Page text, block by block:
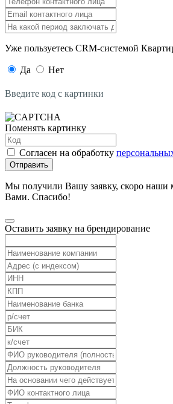
Уже пользуетесь CRM-системой
Да Нет
Введите код с картинки
Поменять картинку
Согласен на обработку
Отправить
Мы получили Вашу заявку, скоро наши
Вами. Спасибо!
Оставить заявку на брендирование